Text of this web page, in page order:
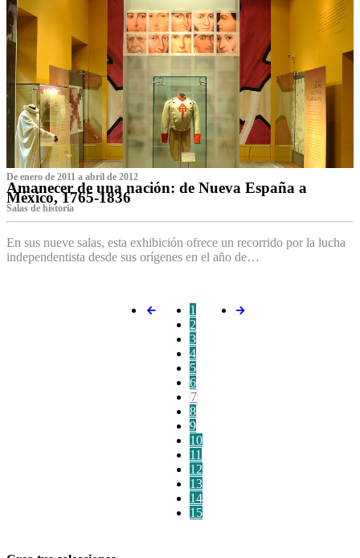
De enero de 2011 a abril de 2012
Amanecer de una nación: de Nueva España a
México, 1765-1836
Salas de historia
En sus nueve salas, esta exhibición ofrece un recorrido por la lucha
independentista desde sus orígenes en el año de…
1
2
3
4
5
6
7
8
9
10
11
12
13
14
15